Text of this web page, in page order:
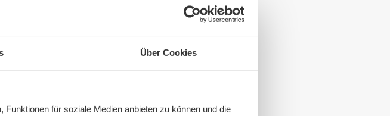
Über Cookies
für soziale Medien anbieten zu können und die